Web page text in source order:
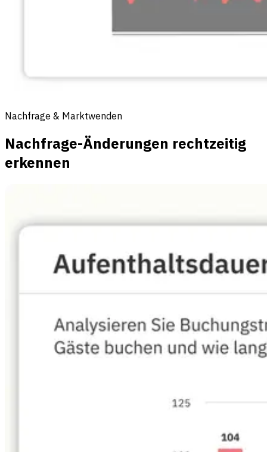
Nachfrage & Marktwenden
Nachfrage-Änderungen rechtzeitig
erkennen